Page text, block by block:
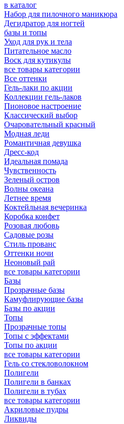
в каталог
Набор для пилочного маникюра
Дегидратор для ногтей
базы и топы
Уход для рук и тела
Питательное масло
Воск для кутикулы
все товары категории
Все оттенки
Гель-лаки по акции
Коллекции гель-лаков
Пионовое настроение
Классический выбор
Очаровательный красный
Модная леди
Романтичная девушка
Дресс-код
Идеальная помада
Чувственность
Зеленый остров
Волны океана
Летнее время
Коктейльная вечеринка
Коробка конфет
Розовая любовь
Садовые розы
Стиль прованс
Оттенки ночи
Неоновый рай
все товары категории
Базы
Прозрачные базы
Камуфлирующие базы
Базы по акции
Топы
Прозрачные топы
Топы с эффектами
Топы по акции
все товары категории
Гель со стекловолокном
Полигели
Полигели в банках
Полигели в тубах
все товары категории
Акриловые пудры
Ликвиды